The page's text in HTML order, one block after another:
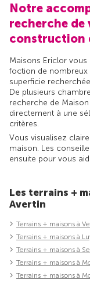
Notre
recherche
construction
Maisons Ericlor
foction de nombreux
superficie
De plusieurs
recherche de
directement à une
critères.
Vous visualisez
maison. Les
ensuite pour vous
Les terrains +
Avertin
Terrains + maisons à
Terrains + maisons à
Terrains + maisons à
Terrains + maisons à
Terrains + maisons à